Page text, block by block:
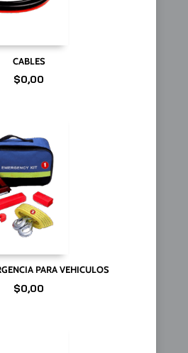
CABLES
$0,00
PARA VEHICULOS
$0,00